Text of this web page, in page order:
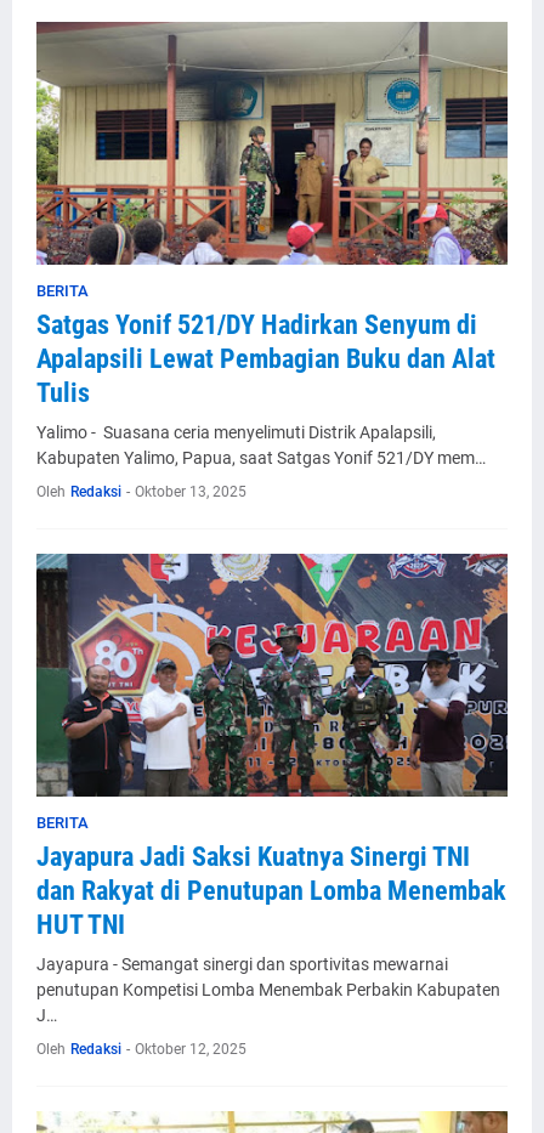
BERITA
Satgas Yonif 521/DY Hadirkan Senyum di
Apalapsili Lewat Pembagian Buku dan Alat
Tulis
Yalimo - Suasana ceria menyelimuti Distrik Apalapsili,
Kabupaten Yalimo, Papua, saat Satgas Yonif 521/DY mem…
Oleh Redaksi - Oktober 13, 2025
BERITA
Jayapura Jadi Saksi Kuatnya Sinergi TNI
dan Rakyat di Penutupan Lomba Menembak
HUT TNI
Jayapura - Semangat sinergi dan sportivitas mewarnai
penutupan Kompetisi Lomba Menembak Perbakin Kabupaten
J…
Oleh Redaksi - Oktober 12, 2025